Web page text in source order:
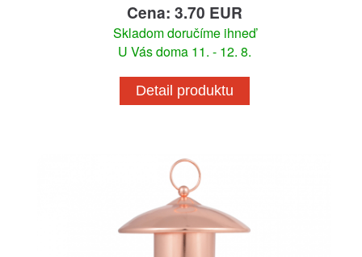
Cena: 3.70 EUR
Skladom doručíme ihneď
U Vás doma 11. - 12. 8.
Detail produktu